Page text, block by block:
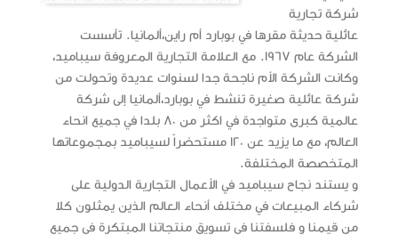
شركة تجارية
عائلية حديثة مقرها في بوبارد أم راين،ألمانيا. تأسست
الشركة عام 1967. مع العلامة التجارية المعروفة سيباميد،
وكانت الشركة الأم ناجحة جدا لسنوات عديدة وتحولت من
شركة عائلية صغيرة تنشط في بوبارد،ألمانيا إلى شركة
عالمية كبرى
متواجدة في اكثر من 80 بلدا في جميع انحاء
العالم، مع ما يزيد عن 120 مستحضراً لسيباميد بمجموعاتها
المتخصصة المختلفة.
و يستند نجاح سيباميد في الأعمال التجارية الدولية على
شركاء المبيعات في مختلف أنحاء العالم الذين يمثلون كلا
من قيمنا و فلسفتنا في تسويق منتجاتنا المبتكرة في جميع